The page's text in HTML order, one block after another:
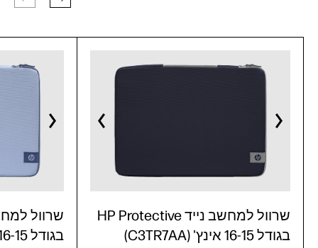
בגודל 16-15 אינץ' (C3TR6AA)
שרוול למחשב נייד HP Protective
בגודל 16-15 אינץ' (C3TR7AA)